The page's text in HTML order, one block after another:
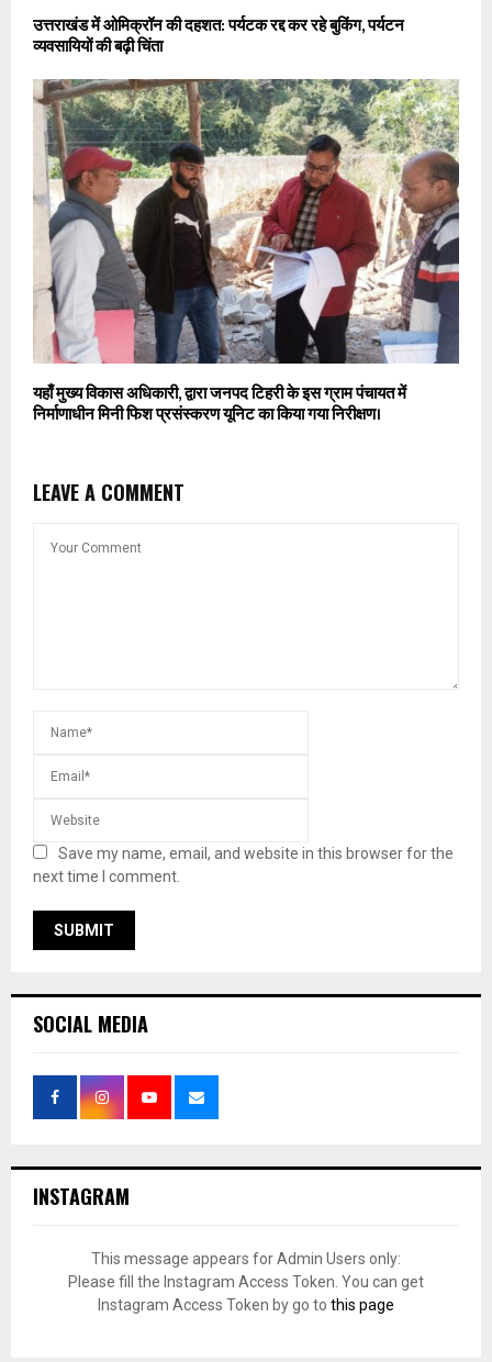
उत्तराखंड में ओमिक्रॉन की दहशत: पर्यटक रद्द कर रहे बुकिंग, पर्यटन
व्यवसायियों की बढ़ी चिंता
यहाँ मुख्य विकास अधिकारी, द्वारा जनपद टिहरी के इस ग्राम पंचायत में
निर्माणाधीन मिनी फिश प्रसंस्करण यूनिट का किया गया निरीक्षण।
LEAVE A COMMENT
Save my name, email, and website in this browser for the
next time I comment.
SOCIAL MEDIA
INSTAGRAM
This message appears for Admin Users only:
Please fill the Instagram Access Token. You can get
Instagram Access Token by go to this page